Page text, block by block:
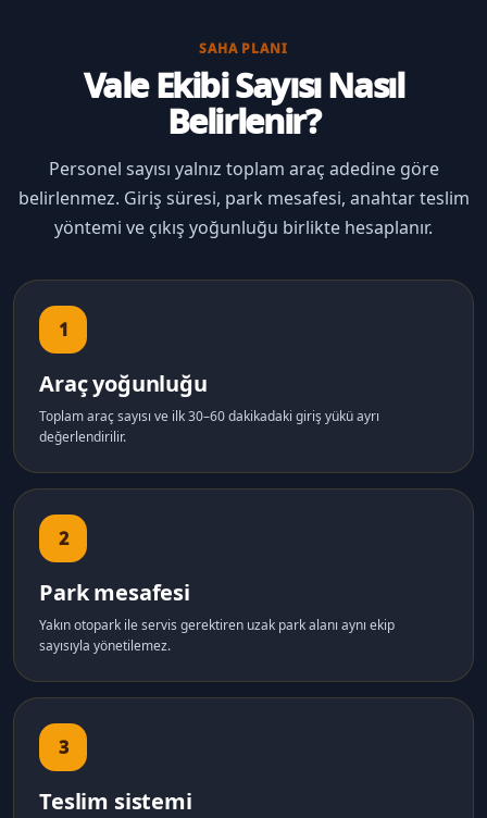
SAHA PLANI
Vale Ekibi Sayısı Nasıl
Belirlenir?
Personel sayısı yalnız toplam araç adedine göre
belirlenmez. Giriş süresi, park mesafesi, anahtar teslim
yöntemi ve çıkış yoğunluğu birlikte hesaplanır.
1
Araç yoğunluğu
Toplam araç sayısı ve ilk 30–60 dakikadaki giriş yükü ayrı
değerlendirilir.
2
Park mesafesi
Yakın otopark ile servis gerektiren uzak park alanı aynı ekip
sayısıyla yönetilemez.
3
Teslim sistemi